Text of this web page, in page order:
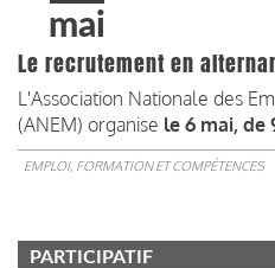
mai
Le recrutement en
L'Association Nationale des
(ANEM) organise le 6 mai, de
EMPLOI, FORMATION ET COMPÉTENCES
PARTICIPATIF